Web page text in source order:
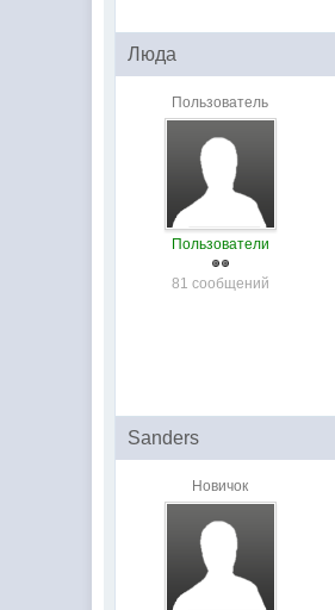
Люда
Пользователь
Пользователи
81 сообщений
Sanders
Новичок